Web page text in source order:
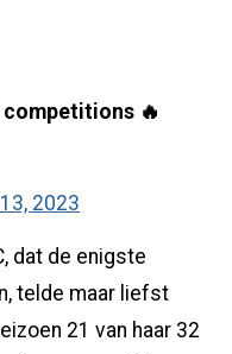
competitions 🔥
2023
dat de enigste
telde maar liefst
21 van haar 32